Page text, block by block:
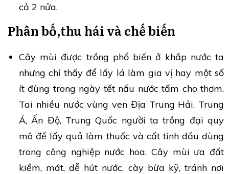
cả 2 nửa.
Phân bố,thu hái và chế biến
Cây mùi được trồng phổ biến ở khắp nước ta
nhưng chỉ thấy để lấy lá làm gia vị hay một số
ít đùng trong ngày tết nấu nước tấm cho thơm.
Tai nhiều nước vùng ven Địa Trung Hải, Trung
Á, Ấn Độ, Trung Quốc người ta trồng đại quy
mô để lấy quả làm thuốc và cất tinh dầu dùng
trong công nghiệp nước hoa. Cây mùi ưa đất
kiềm, mát, dễ hút nước, cày bừa kỹ, tránh nơi